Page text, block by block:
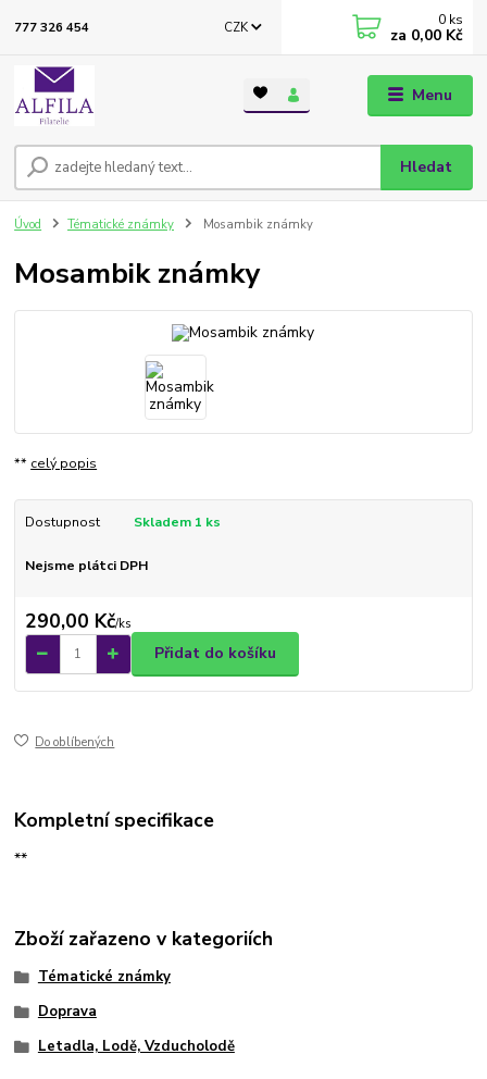
Menu
CZK
Hledat
777 326 454 0 ks
za 0,00 Kč
Úvod Tématické známky Mosambik známky
Mosambik známky
** celý popis
Dostupnost Skladem 1 ks
Nejsme plátci DPH
290,00 Kč/ks
Přidat do košíku
Do oblíbených
Kompletní specifikace
**
Zboží zařazeno v kategoriích
Tématické známky
Doprava
Letadla, Lodě, Vzducholodě